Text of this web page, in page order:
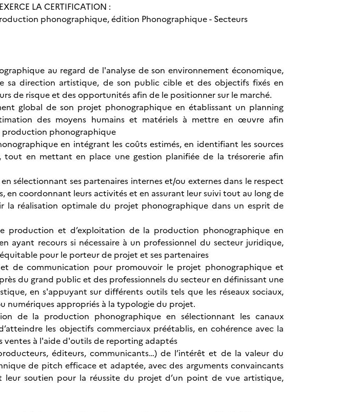
LA CERTIFICATION :
phonographique, édition Phonographique - Secteurs
au regard de l'analyse de son environnement économique,
sa direction artistique, de son public cible et des objectifs fixés en
de risque et des opportunités afin de le positionner sur le marché.
global de son projet phonographique en établissant un planning
des moyens humains et matériels à mettre en œuvre afin
production phonographique
en intégrant les coûts estimés, en identifiant les sources
en mettant en place une gestion planifiée de la trésorerie afin
sélectionnant ses partenaires internes et/ou externes dans le respect
coordonnant leurs activités et en assurant leur suivi tout au long de
réalisation optimale du projet phonographique dans un esprit de
et d’exploitation de la production phonographique en
ayant recours si nécessaire à un professionnel du secteur juridique,
pour le porteur de projet et ses partenaires
de communication pour promouvoir le projet phonographique et
du grand public et des professionnels du secteur en définissant une
en s'appuyant sur différents outils tels que les réseaux sociaux,
numériques appropriés à la typologie du projet.
de la production phonographique en sélectionnant les canaux
les objectifs commerciaux préétablis, en cohérence avec la
à l'aide d'outils de reporting adaptés
éditeurs, communicants…) de l’intérêt et de la valeur du
de pitch efficace et adaptée, avec des arguments convaincants
soutien pour la réussite du projet d’un point de vue artistique,